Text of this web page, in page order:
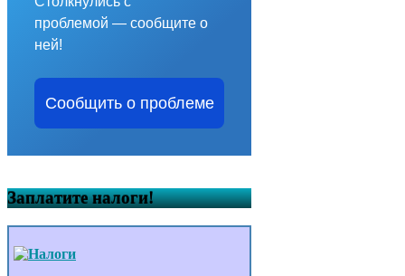
проблемой — сообщите о
ней!
Сообщить о проблеме
Заплатите налоги!